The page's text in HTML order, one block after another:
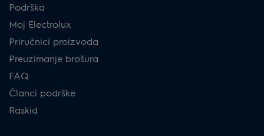
Podrška
Moj Electrolux
Priručnici proizvoda
Preuzimanje brošura
FAQ
Članci podrške
Raskid